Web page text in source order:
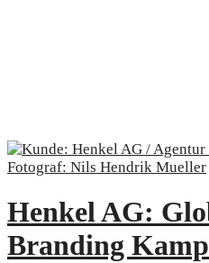
Henkel AG:
Branding